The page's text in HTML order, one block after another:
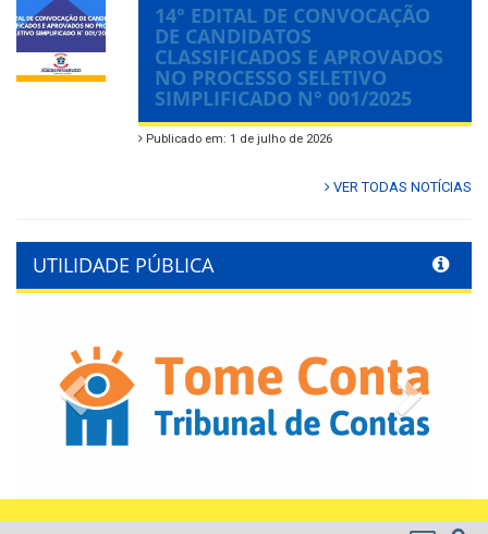
14° EDITAL DE CONVOCAÇÃO
DE CANDIDATOS
CLASSIFICADOS E APROVADOS
NO PROCESSO SELETIVO
SIMPLIFICADO N° 001/2025
Publicado em: 1 de julho de 2026
VER TODAS NOTÍCIAS
UTILIDADE PÚBLICA
Previous Next